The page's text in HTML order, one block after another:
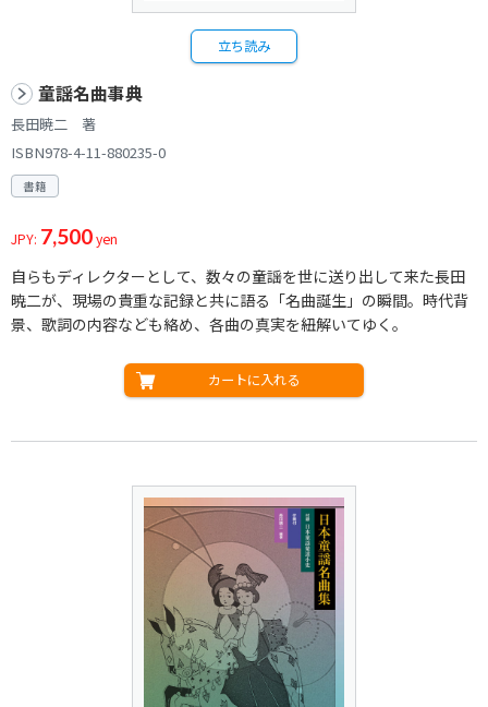
立ち読み
童謡名曲事典
長田暁二 著
ISBN978-4-11-880235-0
書籍
JPY: 7,500yen
自らもディレクターとして、数々の童謡を世に送り出して来た長田
暁二が、現場の貴重な記録と共に語る「名曲誕生」の瞬間。時代背
景、歌詞の内容なども絡め、各曲の真実を紐解いてゆく。
カートに入れる